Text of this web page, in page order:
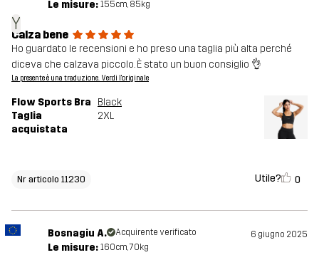
Y
Le misure: 155cm, 85kg
Calza bene
Ho guardato le recensioni e ho preso una taglia più alta perché
diceva che calzava piccolo. È stato un buon consiglio 👌
La presente è una traduzione. Verdi l'originale
Flow Sports Bra
Black
Taglia
acquistata
2XL
Nr articolo 11230 Utile? 0
Bosnagiu A. Acquirente verificato 6 giugno 2025
Le misure: 160cm, 70kg